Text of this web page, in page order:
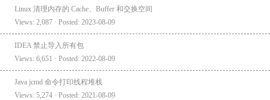
Linux 清理内存的 Cache、Buffer 和交换空间
Views: 2,087 · Posted: 2023-08-09
IDEA 禁止导入所有包
Views: 6,651 · Posted: 2022-08-09
Java jcmd 命令打印线程堆栈
Views: 5,274 · Posted: 2021-08-09